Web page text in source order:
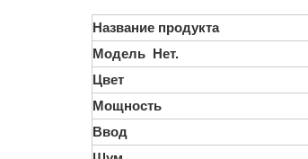
Название продукта
Модель Нет.
Цвет
Мощность
Ввод